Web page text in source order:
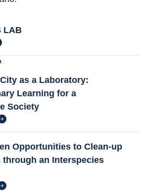
LAB
as a Laboratory:
Learning for a
Society
Opportunities to Clean-up
through an Interspecies